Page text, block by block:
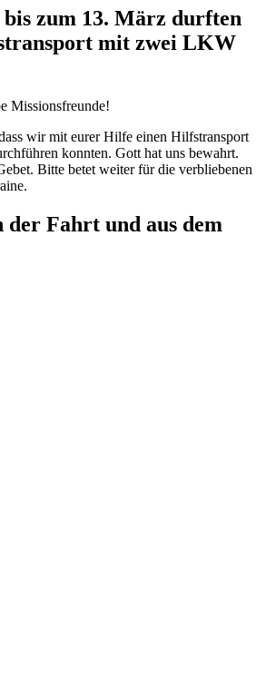
zum 13. März durften
mit zwei LKW
Missionsfreunde!
wir mit eurer Hilfe einen Hilfstransport
konnten. Gott hat uns bewahrt.
Bitte betet weiter für die verbliebenen
Fahrt und aus dem